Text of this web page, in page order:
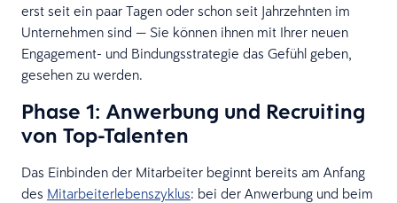
erst seit ein paar Tagen oder schon seit Jahrzehnten im
Unternehmen sind — Sie können ihnen mit Ihrer neuen
Engagement- und Bindungsstrategie das Gefühl geben,
gesehen zu werden.
Phase 1: Anwerbung und Recruiting
von Top-Talenten
Das Einbinden der Mitarbeiter beginnt bereits am Anfang
des Mitarbeiterlebenszyklus: bei der Anwerbung und beim